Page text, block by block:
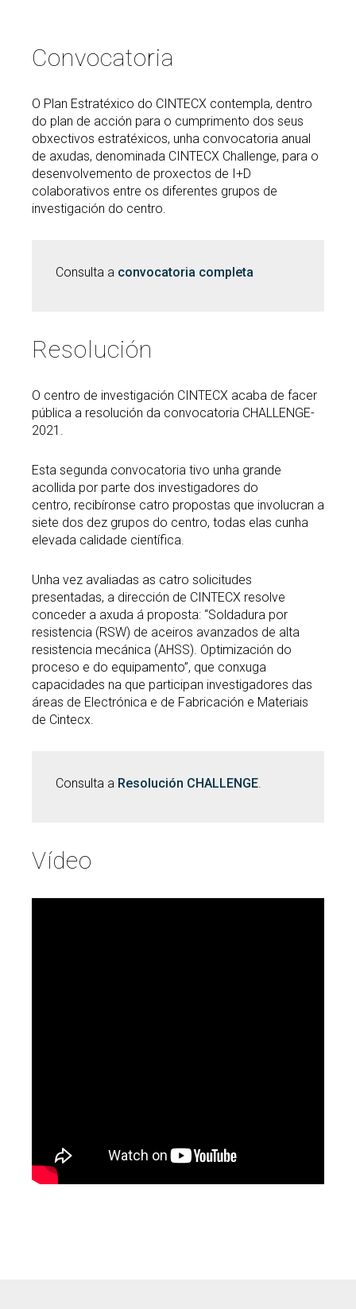
Convocatoria
O Plan Estratéxico do CINTECX contempla, dentro
do plan de acción para o cumprimento dos seus
obxectivos estratéxicos, unha convocatoria anual
de axudas, denominada CINTECX Challenge, para o
desenvolvemento de proxectos de I+D
colaborativos entre os diferentes grupos de
investigación do centro.
Consulta a convocatoria completa
Resolución
O centro de investigación CINTECX acaba de facer
pública a resolución da convocatoria CHALLENGE-
2021.
Esta segunda convocatoria tivo unha grande
acollida por parte dos investigadores do
centro, recibíronse catro propostas que involucran a
siete dos dez grupos do centro, todas elas cunha
elevada calidade científica.
Unha vez avaliadas as catro solicitudes
presentadas, a dirección de CINTECX resolve
conceder a axuda á proposta: “Soldadura por
resistencia (RSW) de aceiros avanzados de alta
resistencia mecánica (AHSS). Optimización do
proceso e do equipamento”, que conxuga
capacidades na que participan investigadores das
áreas de Electrónica e de Fabricación e Materiais
de Cintecx.
Consulta a Resolución CHALLENGE.
Vídeo